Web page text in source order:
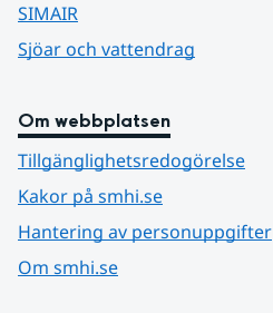
SIMAIR
Sjöar och vattendrag
Om webbplatsen
Tillgänglighetsredogörelse
Kakor på smhi.se
Hantering av personuppgifter
Om smhi.se